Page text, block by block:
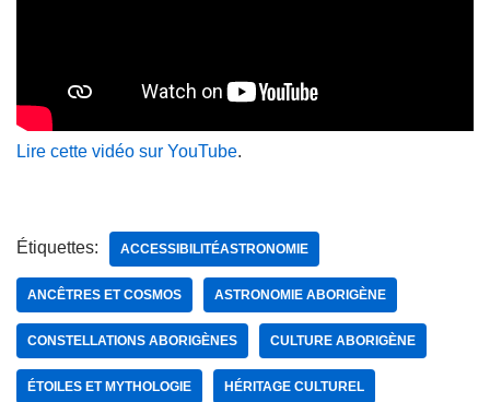
Lire cette vidéo sur YouTube.
Étiquettes: ACCESSIBILITÉASTRONOMIE
ANCÊTRES ET COSMOS ASTRONOMIE ABORIGÈNE
CONSTELLATIONS ABORIGÈNES CULTURE ABORIGÈNE
ÉTOILES ET MYTHOLOGIE HÉRITAGE CULTUREL